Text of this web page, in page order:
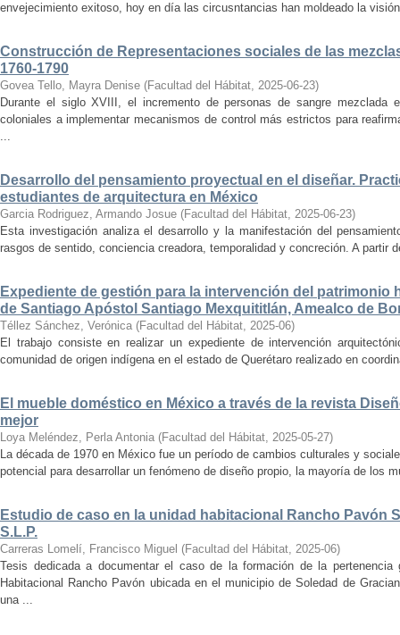
envejecimiento exitoso, hoy en día las circusntancias han moldeado la
Construcción de Representaciones sociales de las
1760-1790
Govea Tello, Mayra Denise (Facultad del Hábitat, 2025-06-23)
Durante el siglo XVIII, el incremento de personas de sangre
coloniales a implementar mecanismos de control más estrictos para
...
Desarrollo del pensamiento proyectual en el diseñar.
estudiantes de arquitectura en México
Garcia Rodriguez, Armando Josue (Facultad del Hábitat, 2025-06-23)
Esta investigación analiza el desarrollo y la manifestación del
rasgos de sentido, conciencia creadora, temporalidad y concreción. A partir
Expediente de gestión para la intervención del patrimonio
de Santiago Apóstol Santiago Mexquititlán, Amealco de
Téllez Sánchez, Verónica (Facultad del Hábitat, 2025-06)
El trabajo consiste en realizar un expediente de intervención
comunidad de origen indígena en el estado de Querétaro realizado en
El mueble doméstico en México a través de la revista
mejor
Loya Meléndez, Perla Antonia (Facultad del Hábitat, 2025-05-27)
La década de 1970 en México fue un período de cambios culturales y
potencial para desarrollar un fenómeno de diseño propio, la mayoría de los
Estudio de caso en la unidad habitacional Rancho Pavón
S.L.P.
Carreras Lomelí, Francisco Miguel (Facultad del Hábitat, 2025-06)
Tesis dedicada a documentar el caso de la formación de la
Habitacional Rancho Pavón ubicada en el municipio de Soledad de
una ...